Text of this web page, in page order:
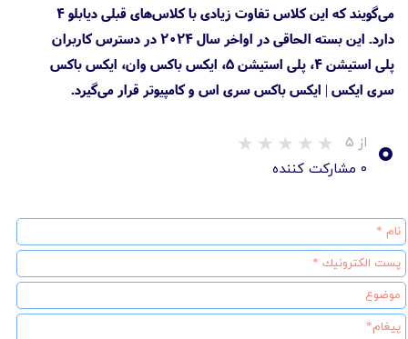
می‌گویند که این کلاس تفاوت زیادی با کلاس‌‌های قبلی دیابلو ۴
دارد. این بسته الحاقی در اواخر سال ۲۰۲۴ در دسترس کاربران
پلی استیشن 4، پلی استیشن 5، ایکس باکس وان، ایکس باکس
سری ایکس | ایکس باکس سری اس و کامپیوتر قرار می‌گیرد.
۰ از ۵
۰ مشارکت کننده